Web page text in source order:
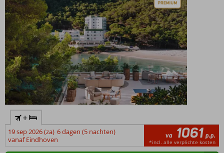
+
19 sep 2026 (za) 6 dagen (5 nachten)
vanaf Eindhoven
va 1061 p.p.
*incl. alle verplichte kosten